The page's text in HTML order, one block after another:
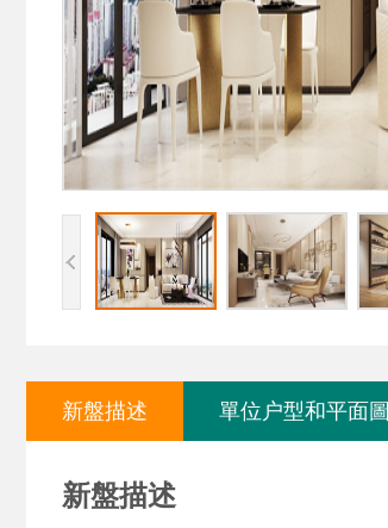
新盤描述 單位户型和平面圖
新盤描述